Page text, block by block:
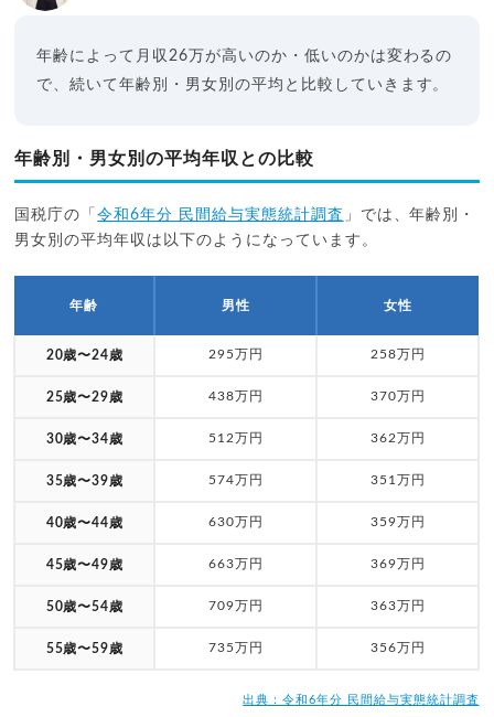
年齢によって月収26万が高いのか・低いのかは変わるの
で、続いて年齢別・男女別の平均と比較していきます。
年齢別・男女別の平均年収との比較
国税庁の「令和6年分 民間給与実態統計調査 」では、年齢別・
男女別の平均年収は以下のようになっています。
年齢 男性 女性
20歳〜24歳 295万円 258万円
25歳〜29歳 438万円 370万円
30歳〜34歳 512万円 362万円
35歳〜39歳 574万円 351万円
40歳〜44歳 630万円 359万円
45歳〜49歳 663万円 369万円
50歳〜54歳 709万円 363万円
55歳〜59歳 735万円 356万円
出典：令和6年分 民間給与実態統計調査